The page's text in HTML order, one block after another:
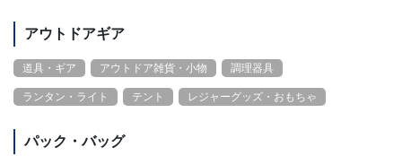
アウトドアギア
道具・ギア アウトドア雑貨・小物 調理器具
ランタン・ライト テント レジャーグッズ・おもちゃ
パック・バッグ